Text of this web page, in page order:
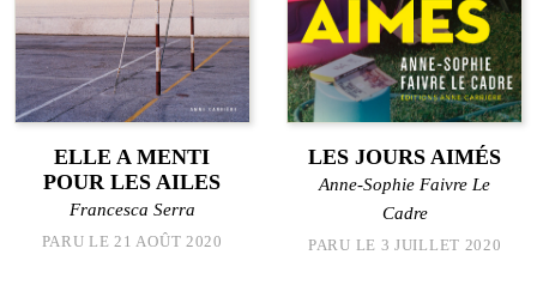
ELLE A MENTI
POUR LES AILES
Francesca Serra
PARU LE 21 AOÛT 2020
LES JOURS AIMÉS
Anne-Sophie Faivre Le
Cadre
PARU LE 3 JUILLET 2020